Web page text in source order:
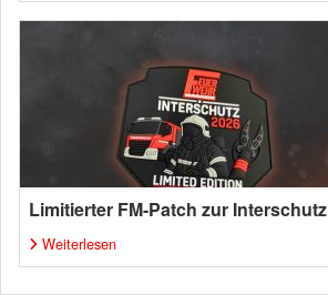
Limitierter FM-Patch zur Interschutz
Weiterlesen